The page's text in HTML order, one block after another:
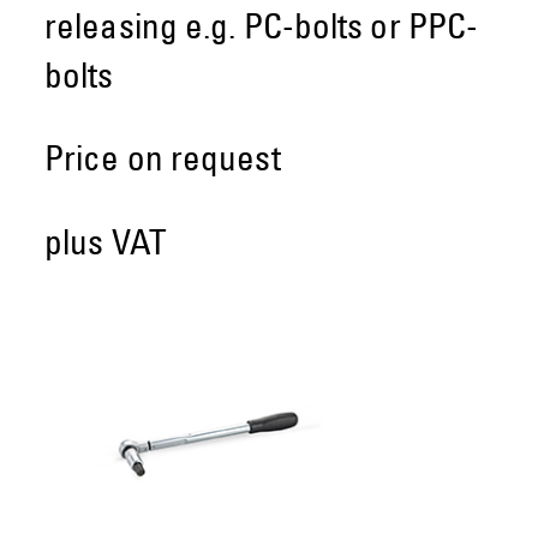
releasing e.g. PC-bolts or PPC-
bolts
Price on request
plus VAT